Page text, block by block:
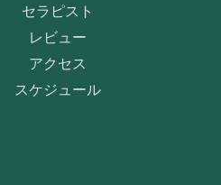
セラピスト
レビュー
アクセス
スケジュール